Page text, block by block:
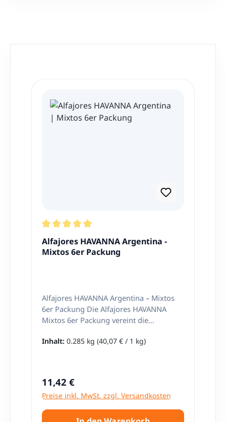
Durchschnittliche Bewertung von 5 von 5
Alfajores HAVANNA Argentina -
Mixtos 6er Packung
Alfajores HAVANNA Argentina – Mixtos
6er Packung Die Alfajores HAVANNA
Mixtos 6er Packung vereint die
Süßwarenkunst in einer praktischen
feinem Baiserüberzug – gefüllt mit dem
legendären Dulce de Leche. Die
Kombination aus verschiedenen
Texturen und Geschmacksrichtungen
Inhalt: 0.285 kg (40,07 € / 1 kg)
Regulärer Preis:
11,42 €
Preise inkl. MwSt. zzgl. Versandkosten